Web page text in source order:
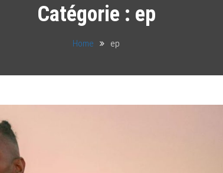
Catégorie : ep
Home ep